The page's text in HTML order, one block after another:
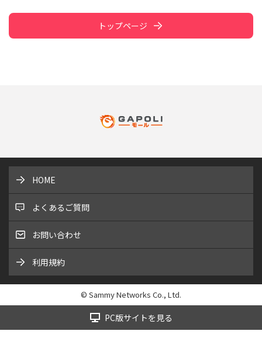
トップページ
HOME
よくあるご質問
お問い合わせ
利用規約
© Sammy Networks Co., Ltd.
PC版サイトを見る